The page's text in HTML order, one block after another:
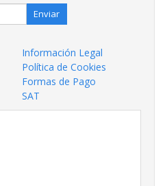
Enviar
Información Legal
Política de Cookies
Formas de Pago
SAT